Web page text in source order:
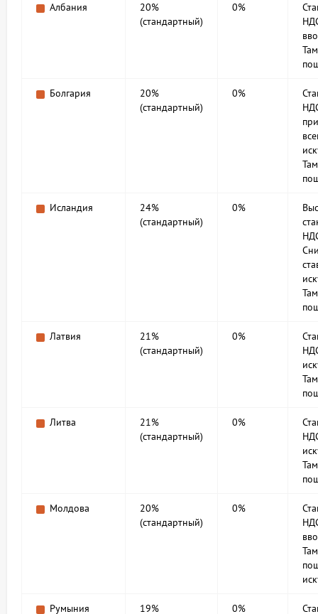
Албания
20%
(стандартный)
0%
Болгария
20%
(стандартный)
0%
Исландия
24%
(стандартный)
0%
Латвия
21%
(стандартный)
0%
Литва
21%
(стандартный)
0%
Молдова
20%
(стандартный)
0%
Румыния 19% 0%